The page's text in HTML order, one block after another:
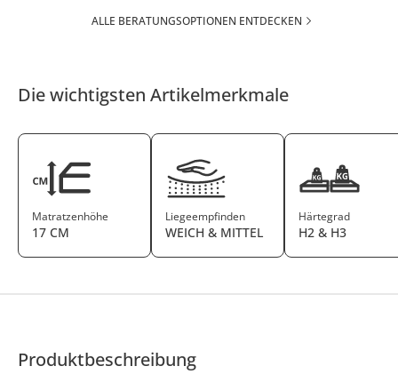
ALLE BERATUNGSOPTIONEN ENTDECKEN
Die wichtigsten Artikelmerkmale
Matratzenhöhe
17 CM
Liegeempfinden
WEICH & MITTEL
Härtegrad
H2 & H3
Produktbeschreibung